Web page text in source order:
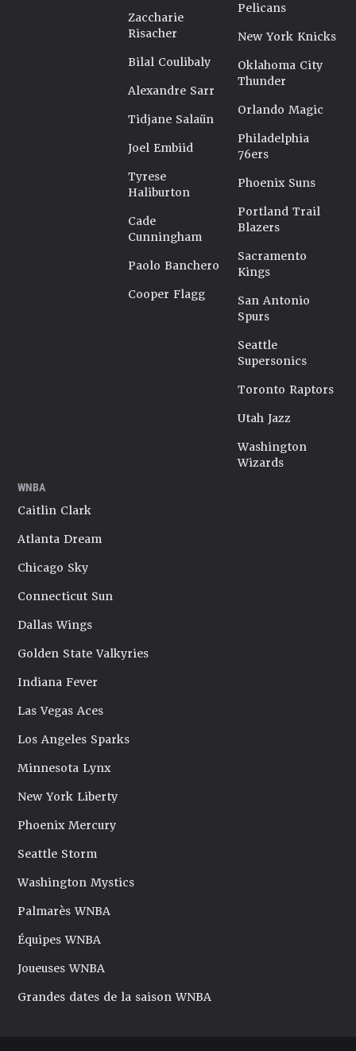
Zaccharie
Risacher
Bilal Coulibaly
Alexandre Sarr
Tidjane Salaün
Joel Embiid
Tyrese
Haliburton
Cade
Cunningham
Paolo Banchero
Cooper Flagg
Pelicans
New York Knicks
Oklahoma City
Thunder
Orlando Magic
Philadelphia
76ers
Phoenix Suns
Portland Trail
Blazers
Sacramento
Kings
San Antonio
Spurs
Seattle
Supersonics
Toronto Raptors
Utah Jazz
Washington
Wizards
WNBA
Caitlin Clark
Atlanta Dream
Chicago Sky
Connecticut Sun
Dallas Wings
Golden State Valkyries
Indiana Fever
Las Vegas Aces
Los Angeles Sparks
Minnesota Lynx
New York Liberty
Phoenix Mercury
Seattle Storm
Washington Mystics
Palmarès WNBA
Équipes WNBA
Joueuses WNBA
Grandes dates de la saison WNBA